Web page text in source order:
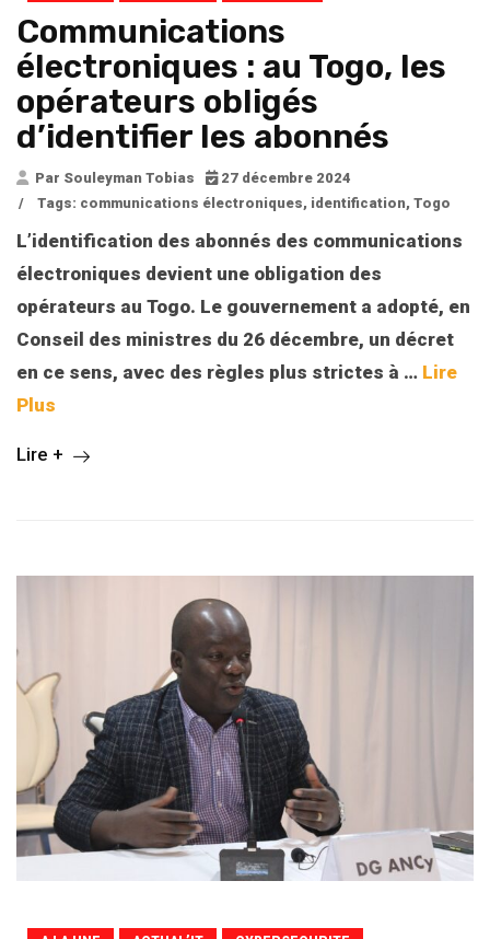
Communications
électroniques : au Togo, les
opérateurs obligés
d’identifier les abonnés
Par Souleyman Tobias
27 décembre 2024
/
Tags: communications électroniques, identification, Togo
L’identification des abonnés des communications
électroniques devient une obligation des
opérateurs au Togo. Le gouvernement a adopté, en
Conseil des ministres du 26 décembre, un décret
en ce sens, avec des règles plus strictes à … Lire
Plus
Lire +